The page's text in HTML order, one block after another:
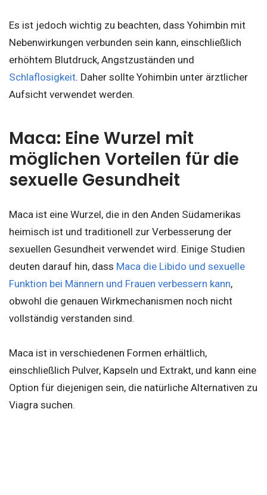
Es ist jedoch wichtig zu beachten, dass Yohimbin mit
Nebenwirkungen verbunden sein kann, einschließlich
erhöhtem Blutdruck, Angstzuständen und
Schlaflosigkeit. Daher sollte Yohimbin unter ärztlicher
Aufsicht verwendet werden.
Maca: Eine Wurzel mit
möglichen Vorteilen für die
sexuelle Gesundheit
Maca ist eine Wurzel, die in den Anden Südamerikas
heimisch ist und traditionell zur Verbesserung der
sexuellen Gesundheit verwendet wird. Einige Studien
deuten darauf hin, dass Maca die Libido und sexuelle
Funktion bei Männern und Frauen verbessern kann,
obwohl die genauen Wirkmechanismen noch nicht
vollständig verstanden sind.
Maca ist in verschiedenen Formen erhältlich,
einschließlich Pulver, Kapseln und Extrakt, und kann eine
Option für diejenigen sein, die natürliche Alternativen zu
Viagra suchen.